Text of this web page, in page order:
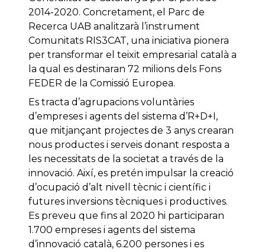
2014-2020. Concretament, el Parc de
Recerca UAB analitzarà l’instrument
Comunitats RIS3CAT, una iniciativa pionera
per transformar el teixit empresarial català a
la qual es destinaran 72 milions dels Fons
FEDER de la Comissió Europea.
Es tracta d’agrupacions voluntàries
d’empreses i agents del sistema d’R+D+I,
que mitjançant projectes de 3 anys crearan
nous productes i serveis donant resposta a
les necessitats de la societat a través de la
innovació. Així, es pretén impulsar la creació
d’ocupació d’alt nivell tècnic i científic i
futures inversions tècniques i productives.
Es preveu que fins al 2020 hi participaran
1.700 empreses i agents del sistema
d’innovació català, 6.200 persones i es